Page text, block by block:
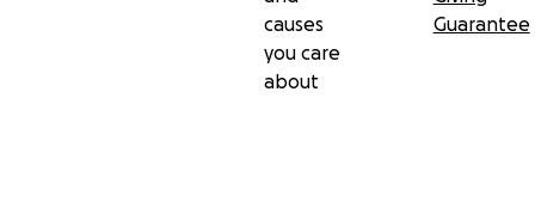
causes
you care
about
Guarantee